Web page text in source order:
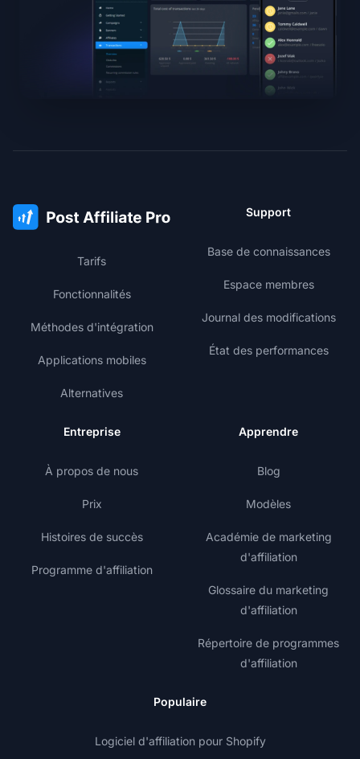
Tarifs
Fonctionnalités
Méthodes d'intégration
Applications mobiles
Alternatives
Support
Base de connaissances
Espace membres
Journal des modifications
État des performances
Entreprise
À propos de nous
Prix
Histoires de succès
Programme d'affiliation
Apprendre
Blog
Modèles
Académie de marketing
d'affiliation
Glossaire du marketing
d'affiliation
Répertoire de programmes
d'affiliation
Populaire
Logiciel d'affiliation pour Shopify